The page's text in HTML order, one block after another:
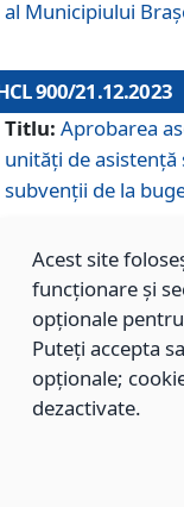
al Municipiului
900/21.12.2023
Titlu: Aprobarea
unități de
subvenţii de la
899/21.12.2023
Aprobarea
sociale furnizate
Brașov, pentru
Modificarea
Acest site
funcționare și
opționale
Puteți accepta
opționale;
dezactivate.